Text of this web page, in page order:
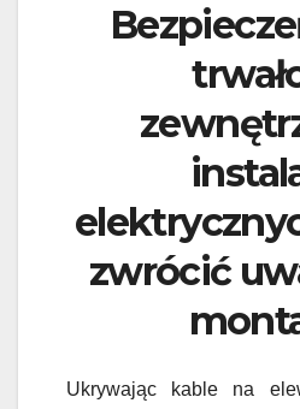
zwrócić
Ukrywając kable na